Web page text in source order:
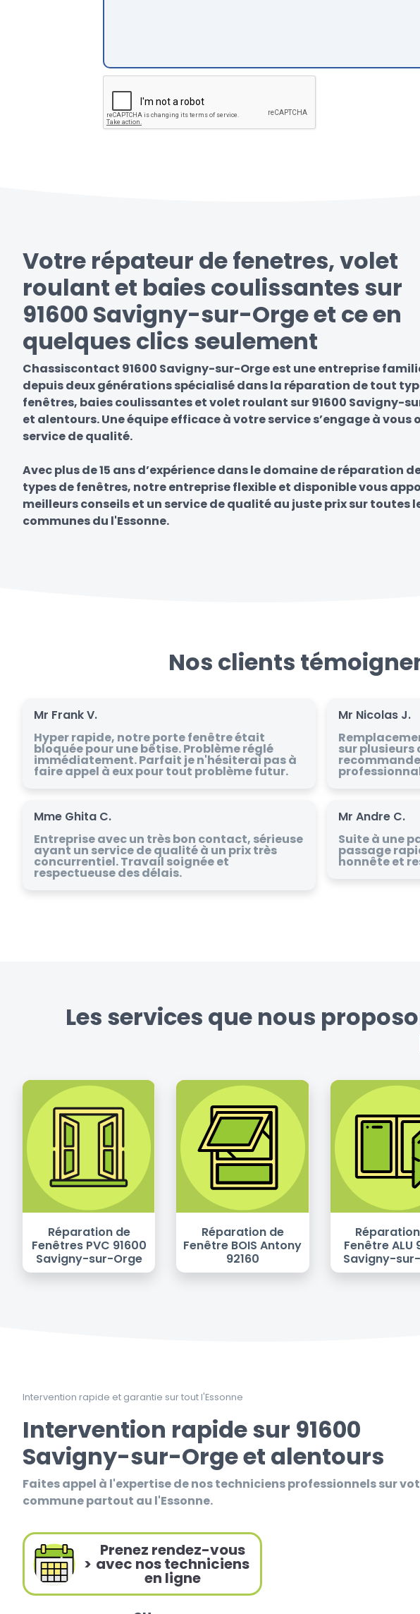
Votre répateur de fenetres, volet
roulant et baies coulissantes sur
91600 Savigny-sur-Orge et ce en
quelques clics seulement
Chassiscontact 91600 Savigny-sur-Orge est une entreprise
depuis deux générations spécialisé dans la réparation de tout
fenêtres, baies coulissantes et volet roulant sur 91600 Savigny-
et alentours. Une équipe efficace à votre service s’engage à vous
service de qualité.
Avec plus de 15 ans d’expérience dans le domaine de réparation
types de fenêtres, notre entreprise flexible et disponible vous
meilleurs conseils et un service de qualité au juste prix sur toutes
communes du l'Essonne.
Nos clients
Mr Frank V.
Hyper rapide, notre porte fenêtre était
bloquée pour une bêtise. Problème réglé
immédiatement. Parfait je n'hésiterai pas à
faire appel à eux pour tout problème futur.
Mr Nicolas J.
sur plusieurs
Mme Ghita C.
Entreprise avec un très bon contact, sérieuse
ayant un service de qualité à un prix très
concurrentiel. Travail soignée et
respectueuse des délais.
Mr Andre C.
Suite à une
passage
honnête et
Les services que nous
Réparation de
Fenêtres PVC 91600
Savigny-sur-Orge
Réparation de
Fenêtre BOIS Antony
92160
Fenêtre ALU
Savigny-
Intervention rapide et garantie sur tout l'Essonne
Intervention rapide sur 91600
Savigny-sur-Orge et alentours
Faites appel à l'expertise de nos techniciens professionnels sur
commune partout au l'Essonne.
>
Prenez rendez-vous
avec nos techniciens
en ligne